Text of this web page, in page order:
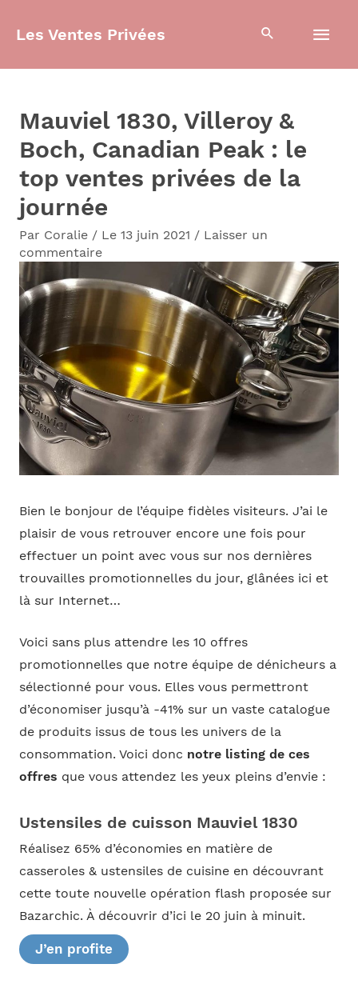
Les Ventes Privées
Mauviel 1830, Villeroy &
Boch, Canadian Peak : le
top ventes privées de la
journée
Par Coralie / Le 13 juin 2021 / Laisser un
commentaire
Bien le bonjour de l’équipe fidèles visiteurs. J’ai le
plaisir de vous retrouver encore une fois pour
effectuer un point avec vous sur nos dernières
trouvailles promotionnelles du jour, glânées ici et
là sur Internet…
Voici sans plus attendre les 10 offres
promotionnelles que notre équipe de dénicheurs a
sélectionné pour vous. Elles vous permettront
d’économiser jusqu’à -41% sur un vaste catalogue
de produits issus de tous les univers de la
consommation. Voici donc notre listing de ces
offres que vous attendez les yeux pleins d’envie :
Ustensiles de cuisson Mauviel 1830
Réalisez 65% d’économies en matière de
casseroles & ustensiles de cuisine en découvrant
cette toute nouvelle opération flash proposée sur
Bazarchic. À découvrir d’ici le 20 juin à minuit.
J’en profite